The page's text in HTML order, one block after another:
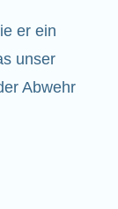
er ein
unser
Abwehr